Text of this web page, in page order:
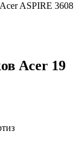
ASPIRE 3608
Acer 19